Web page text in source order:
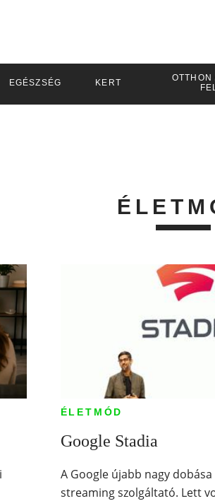
EGÉSZSÉG KERT
ÉLETMÓD
Google Stadia
A Google újabb nagy dobása
streaming szolgáltató. Lett